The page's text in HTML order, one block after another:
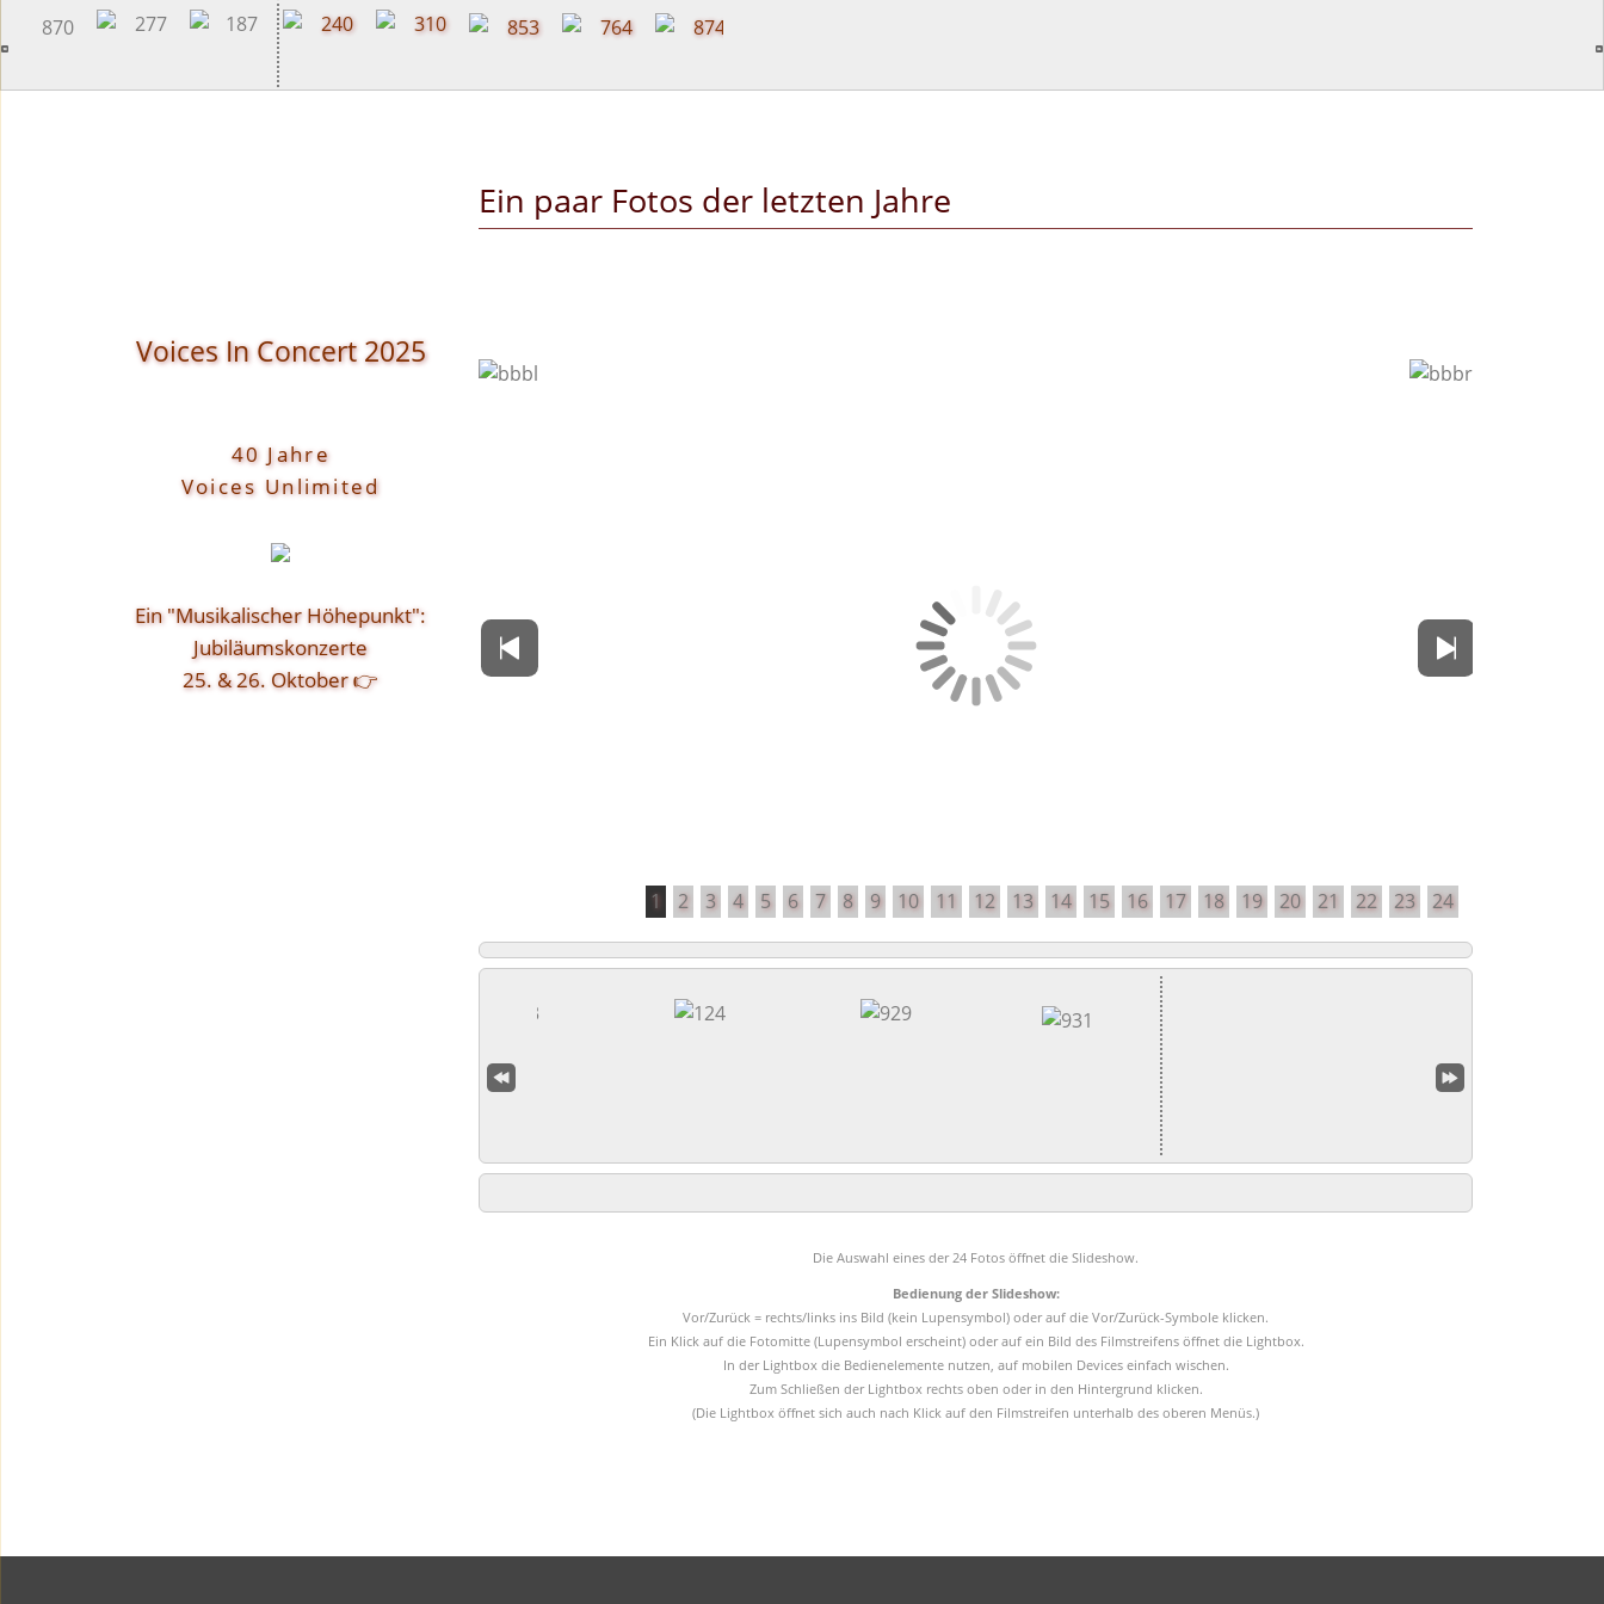
content
Voices In Concert 2025
40 Jahre
Voices Unlimited
Ein "Musikalischer Höhepunkt":
Jubiläumskonzerte
25. & 26. Oktober 👉
Ein paar Fotos der letzten Jahre
1 2 3 4 5 6 7 8 9 10 11 12 13 14 15 16 17 18 19 20 21 22 23 24
Die Auswahl eines der 24 Fotos öffnet die Slideshow.
Bedienung der Slideshow:
Vor/Zurück = rechts/links ins Bild (kein Lupensymbol) oder auf die Vor/Zurück-Symbole klicken.
Ein Klick auf die Fotomitte (Lupensymbol erscheint) oder auf ein Bild des Filmstreifens öffnet die Lightbox.
In der Lightbox die Bedienelemente nutzen, auf mobilen Devices einfach wischen.
Zum Schließen der Lightbox rechts oben oder in den Hintergrund klicken.
(Die Lightbox öffnet sich auch nach Klick auf den Filmstreifen unterhalb des oberen Menüs.)